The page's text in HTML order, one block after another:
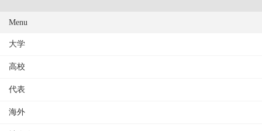
Menu
大学
高校
代表
海外